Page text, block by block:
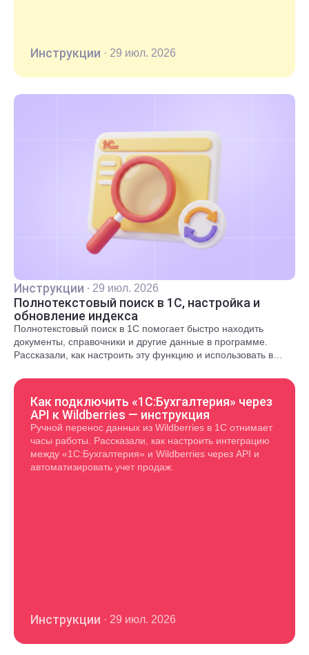
Инструкции · 29 июл. 2026
Инструкции · 29 июл. 2026
Полнотекстовый поиск в 1С, настройка и
обновление индекса
Полнотекстовый поиск в 1С помогает быстро находить
документы, справочники и другие данные в программе.
Рассказали, как настроить эту функцию и использовать в
Как подключить «1С:Бухгалтерия» через
API к Wildberries — инструкция
Ручной перенос данных из Wildberries в 1С отнимает
часы работы. Рассказали, как настроить интеграцию
между «1С:Бухгалтерия» и Wildberries через API и
автоматизировать учет продаж.
Инструкции · 29 июл. 2026